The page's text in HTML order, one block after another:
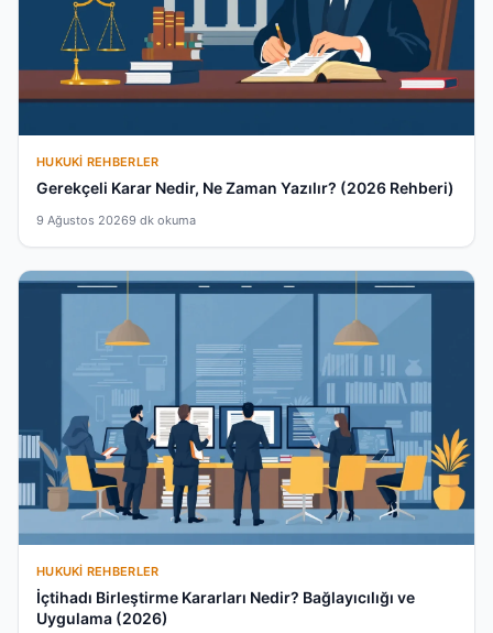
HUKUKI REHBERLER
Gerekçeli Karar Nedir, Ne Zaman Yazılır? (2026 Rehberi)
9 Ağustos 20269 dk okuma
HUKUKI REHBERLER
İçtihadı Birleştirme Kararları Nedir? Bağlayıcılığı ve
Uygulama (2026)